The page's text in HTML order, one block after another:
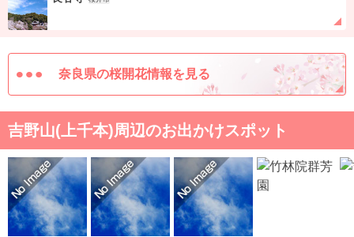
奈良県の桜開花情報を見る
吉野山(上千本)周辺のお出かけスポット